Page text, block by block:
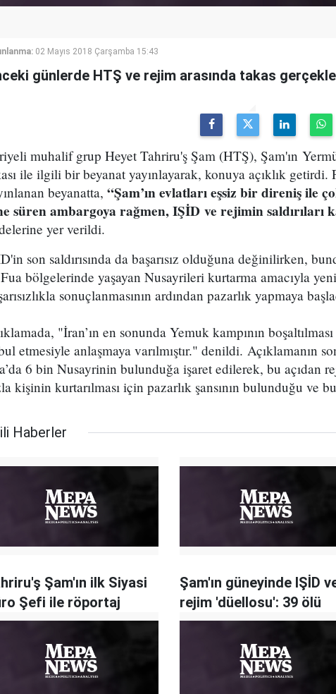
02 Mayıs 2018 Çarşamba 15:43
günlerde HTŞ ve rejim arasında takas
muhalif grup Heyet Tahriru'ş Şam (HTŞ), Şam'ın
ile ilgili bir beyanat yayınlayarak, konuya açıklık getirdi.
beyanatta, “Şam’ın evlatları eşsiz bir direniş ile
süren ambargoya rağmen, IŞİD ve rejimin saldırıları
yer verildi.
son saldırısında da başarısız olduğuna değinilirken,
bölgelerinde yaşayan Nusayrileri kurtarma amacıyla
sonuçlanmasının ardından pazarlık yapmaya
"İran’ın en sonunda Yemuk kampının
etmesiyle anlaşmaya varılmıştır." denildi. Açıklamanın
6 bin Nusayrinin bulunduğa işaret edilerek, bu açıdan
kişinin kurtarılması için pazarlık şansının bulunduğu ve
Haberler
Şam'ın ilk Siyasi
Şefi ile röportaj
Şam'ın güneyinde IŞİD
rejim 'düellosu': 39 ölü